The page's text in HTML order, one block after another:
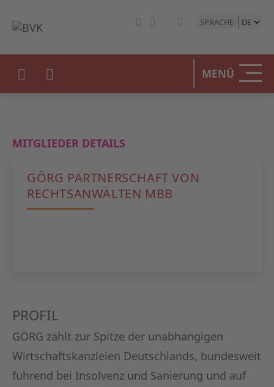
SPRACHE
MENÜ
MITGLIEDER DETAILS
GÖRG PARTNERSCHAFT VON
RECHTSANWÄLTEN MBB
PROFIL
GÖRG zählt zur Spitze der unabhängigen
Wirtschaftskanzleien Deutschlands, bundesweit
führend bei Insolvenz und Sanierung und auf
DER